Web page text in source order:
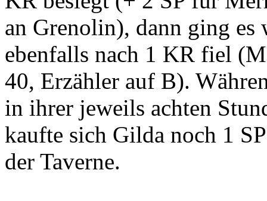
an Grenolin), dann ging es
ebenfalls nach 1 KR fiel
40, Erzähler auf B).
in ihrer jeweils achten
kaufte sich Gilda noch 1
der Taverne.